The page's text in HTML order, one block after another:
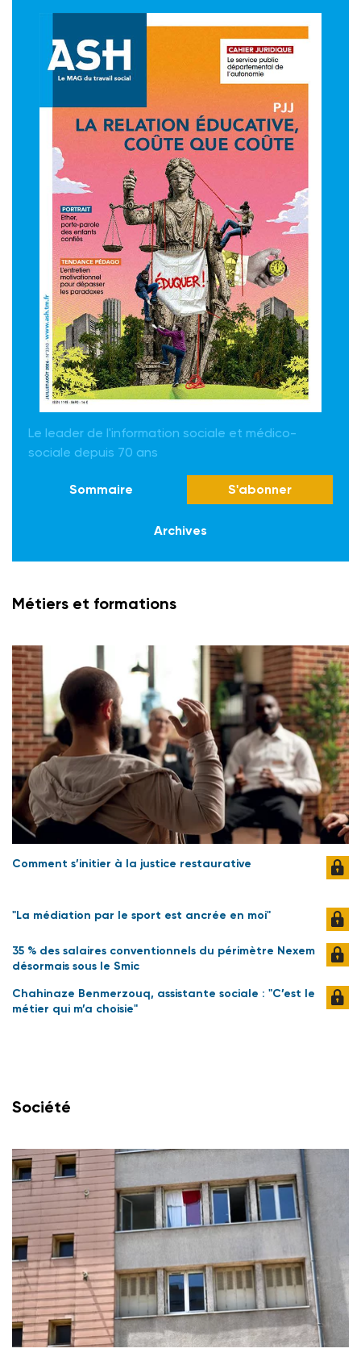
Le leader de l'information sociale et médico-
sociale depuis 70 ans
Sommaire S'abonner
Archives
Métiers et formations
Comment s’initier à la justice restaurative
"La médiation par le sport est ancrée en moi"
35 % des salaires conventionnels du périmètre Nexem
désormais sous le Smic
Chahinaze Benmerzouq, assistante sociale : "C’est le
métier qui m’a choisie"
Société